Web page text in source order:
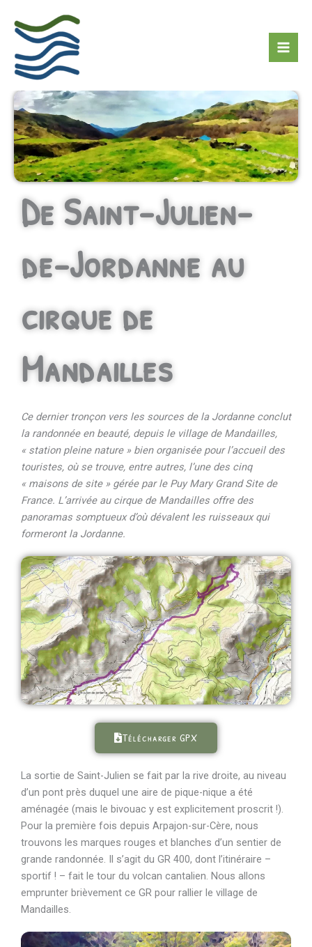
contenu
De Saint-Julien-
de-Jordanne au
cirque de
Mandailles
Ce dernier tronçon vers les sources de la Jordanne conclut
la randonnée en beauté, depuis le village de Mandailles,
« station pleine nature » bien organisée pour l’accueil des
touristes, où se trouve, entre autres, l’une des cinq
« maisons de site » gérée par le Puy Mary Grand Site de
France. L’arrivée au cirque de Mandailles offre des
panoramas somptueux d’où dévalent les ruisseaux qui
formeront la Jordanne.
Télécharger GPX
La sortie de Saint-Julien se fait par la rive droite, au niveau
d’un pont près duquel une aire de pique-nique a été
aménagée (mais le bivouac y est explicitement proscrit !).
Pour la première fois depuis Arpajon-sur-Cère, nous
trouvons les marques rouges et blanches d’un sentier de
grande randonnée. Il s’agit du GR 400, dont l’itinéraire –
sportif ! – fait le tour du volcan cantalien. Nous allons
emprunter brièvement ce GR pour rallier le village de
Mandailles.